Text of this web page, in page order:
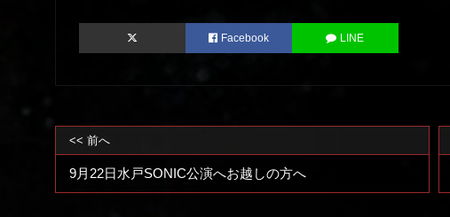
Facebook LINE
<< 前へ
9月22日水戸SONIC公演へお越しの方へ